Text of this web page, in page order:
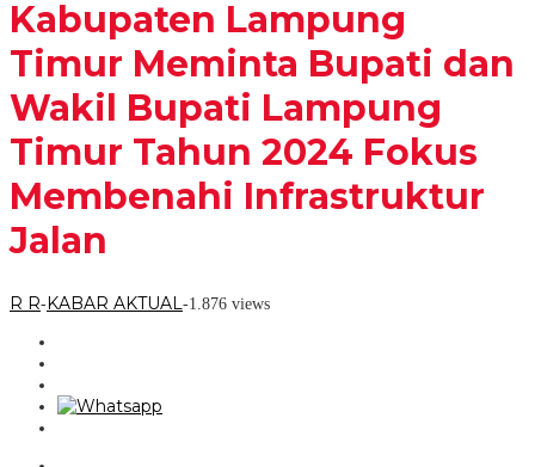
Kabupaten Lampung
Timur Meminta Bupati dan
Wakil Bupati Lampung
Timur Tahun 2024 Fokus
Membenahi Infrastruktur
Jalan
R R-KABAR AKTUAL-1.876 views